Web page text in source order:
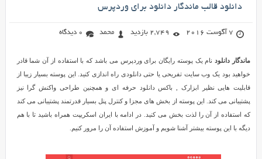
دانلود قالب ماندگار دانلود برای وردپرس
7 آگوست 2016 2,749 بازدید محمد 0 دیدگاه
ماندگار دانلودنام یک پوسته رایگان برای وردپرس می باشد که با استفاده از آن شما قادر
خواهید بود یک وب سایت تفریحی یا حتی دانلودی راه اندازی کنید. این پوسته بسیار زیبا از
قابلیت هایی نظیر ابزارک , باکس دانلود حرفه ای و همچنین طراحی واکنش گرا نیز
پشتیبانی می کند. این پوسته از بخش های مجزا و کنترل پنل بسیار قدرتمند پشتیبانی می کند
که استفاده از آن را لذت بخش می کنید. در ادامه با ایران اسکریپت همراه باشید تا با هم
دیگه با این پوسته بیشتر آشنا شویم و آموزش استفاده آن را مرور کنیم.